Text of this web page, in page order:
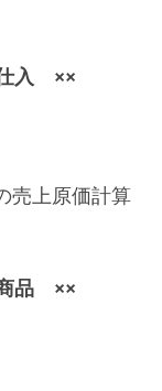
入 ××
売上原価計算
品 ××